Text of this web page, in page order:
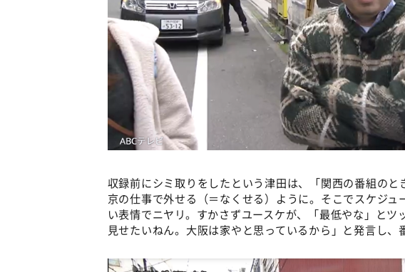
収録前にシミ取りをしたという津田は、「関西の番組の
京の仕事で外せる（＝なくせる）ように。そこでスケジ
い表情でニヤリ。すかさずユースケが、「最低やな」と
見せたいねん。大阪は家やと思っているから」と発言し、